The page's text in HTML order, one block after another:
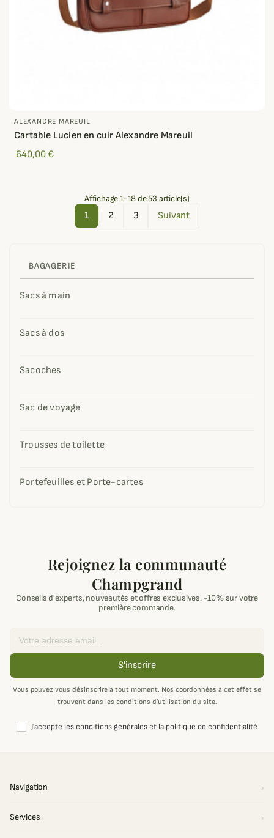
BAGAGERIE
Sacs à main
Sacs à dos
Sacoches
Sac de voyage
Trousses de toilette
Portefeuilles et Porte-cartes
ALEXANDRE MAREUIL
Cartable Lucien en cuir Alexandre Mareuil
640,00 €
Affichage 1-18 de 53 article(s)
1 2 3 Suivant
Rejoignez la communauté
Champgrand
Conseils d'experts, nouveautés et offres exclusives. -10% sur votre
première commande.
S'inscrire
Vous pouvez vous désinscrire à tout moment. Nos coordonnées à cet effet se
trouvent dans les conditions d’utilisation du site.
J'accepte les conditions générales et la politique de confidentialité
Navigation
Services